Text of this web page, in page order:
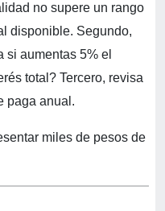
no supere un rango
disponible. Segundo,
si aumentas 5% el
total? Tercero, revisa
paga anual.
miles de pesos de